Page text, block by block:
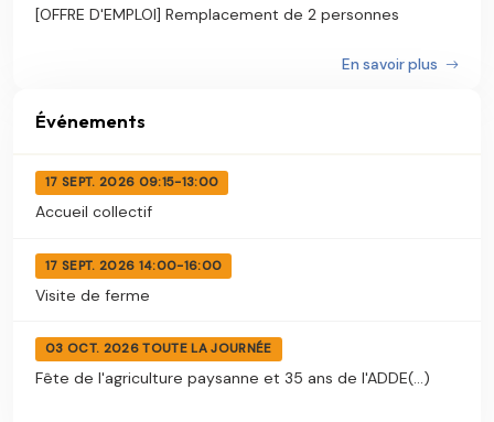
[OFFRE D'EMPLOI] Remplacement de 2 personnes
En savoir plus
Événements
17 SEPT. 2026 09:15-13:00
Accueil collectif
17 SEPT. 2026 14:00-16:00
Visite de ferme
03 OCT. 2026 TOUTE LA JOURNÉE
Fête de l'agriculture paysanne et 35 ans de l'ADDE(...)